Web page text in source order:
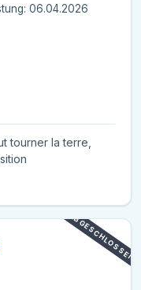
06.04.2026
tourner la terre,
ABGESCHLOSSEN